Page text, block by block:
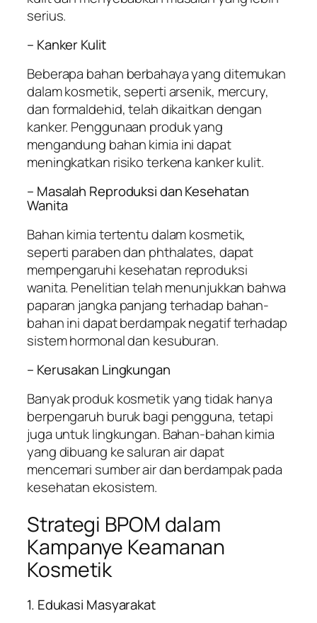
serius.
– Kanker Kulit
Beberapa bahan berbahaya yang ditemukan
dalam kosmetik, seperti arsenik, mercury,
dan formaldehid, telah dikaitkan dengan
kanker. Penggunaan produk yang
mengandung bahan kimia ini dapat
meningkatkan risiko terkena kanker kulit.
– Masalah Reproduksi dan Kesehatan
Wanita
Bahan kimia tertentu dalam kosmetik,
seperti paraben dan phthalates, dapat
mempengaruhi kesehatan reproduksi
wanita. Penelitian telah menunjukkan bahwa
paparan jangka panjang terhadap bahan-
bahan ini dapat berdampak negatif terhadap
sistem hormonal dan kesuburan.
– Kerusakan Lingkungan
Banyak produk kosmetik yang tidak hanya
berpengaruh buruk bagi pengguna, tetapi
juga untuk lingkungan. Bahan-bahan kimia
yang dibuang ke saluran air dapat
mencemari sumber air dan berdampak pada
kesehatan ekosistem.
Strategi BPOM dalam
Kampanye Keamanan
Kosmetik
1. Edukasi Masyarakat